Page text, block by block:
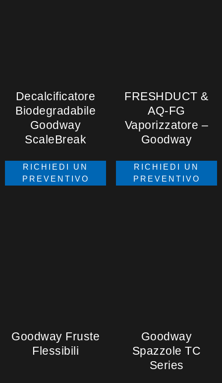
Decalcificatore
Biodegradabile
Goodway
ScaleBreak
RICHIEDI UN
PREVENTIVO
FRESHDUCT &
AQ-FG
Vaporizzatore –
Goodway
RICHIEDI UN
PREVENTIVO
Goodway Fruste
Flessibili
Goodway
Spazzole TC
Series